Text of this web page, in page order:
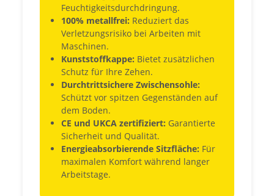
Feuchtigkeitsdurchdringung.
100% metallfrei: Reduziert das
Verletzungsrisiko bei Arbeiten mit
Maschinen.
Kunststoffkappe: Bietet zusätzlichen
Schutz für Ihre Zehen.
Durchtrittsichere Zwischensohle:
Schützt vor spitzen Gegenständen auf
dem Boden.
CE und UKCA zertifiziert: Garantierte
Sicherheit und Qualität.
Energieabsorbierende Sitzfläche: Für
maximalen Komfort während langer
Arbeitstage.